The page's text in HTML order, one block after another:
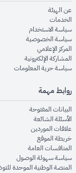
عن الهيئةin new window
الخدماتin new window
سياسة الاستخدام
سياسة الخصوصيةwindow
المركز الإعلاميnew window
المشاركة الإلكترونيةwindow
سياسة حرية المعلومات
روابط مهمة
البيانات المفتوحةwindow
الأسئلة الشائعةwindow
علاقات الموردينwindow
خريطة الموقعnew window
المنافسات العامةwindow
سياسة سهولة الوصول
المنصة الوطنية الموحدة